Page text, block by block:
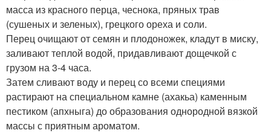
масса из красного перца, чеснока, пряных трав
(сушеных и зеленых), грецкого ореха и соли.
Перец очищают от семян и плодоножек, кладут в миску,
заливают теплой водой, придавливают дощечкой с
грузом на 3-4 часа.
Затем сливают воду и перец со всеми специями
растирают на специальном камне (ахакьа) каменным
пестиком (апхныга) до образования однородной вязкой
массы с приятным ароматом.